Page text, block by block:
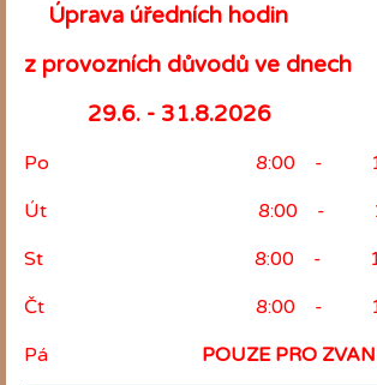
Úprava úředních hodin
z provozních důvodů ve dnech
29.6. - 31.8.2026
Po 8:00 -
Út 8:00 -
St 8:00 -
Čt 8:00 -
Pá POUZE PRO